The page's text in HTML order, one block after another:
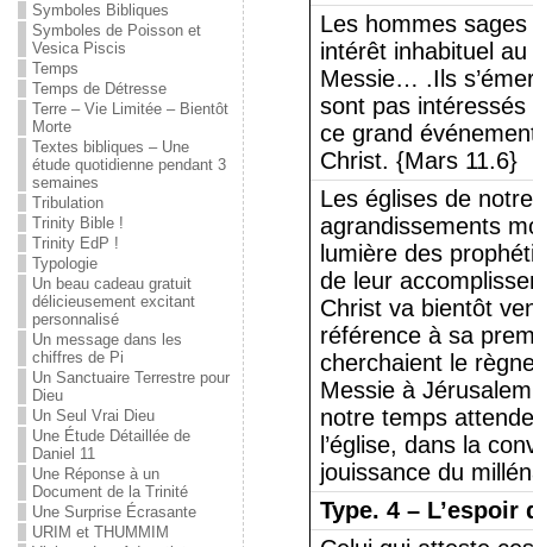
Symboles Bibliques
Symboles de Poisson et
Vesica Piscis
Temps
Temps de Détresse
Terre – Vie Limitée – Bientôt
Morte
Textes bibliques – Une
étude quotidienne pendant 3
semaines
Tribulation
Trinity Bible !
Trinity EdP !
Typologie
Un beau cadeau gratuit
délicieusement excitant
personnalisé
Un message dans les
chiffres de Pi
Un Sanctuaire Terrestre pour
Dieu
Un Seul Vrai Dieu
Une Étude Détaillée de
Daniel 11
Une Réponse à un
Document de la Trinité
Une Surprise Écrasante
URIM et THUMMIM
Les hommes
intérêt inhabituel
Messie… .Ils
sont pas
ce grand
Christ. {Mars 11.6}
Les églises de
agrandissements
lumière des
de leur
Christ va bientôt
référence à sa
cherchaient le
Messie à
notre temps
l’église, dans la
jouissance du
Type. 4 – L’espoir